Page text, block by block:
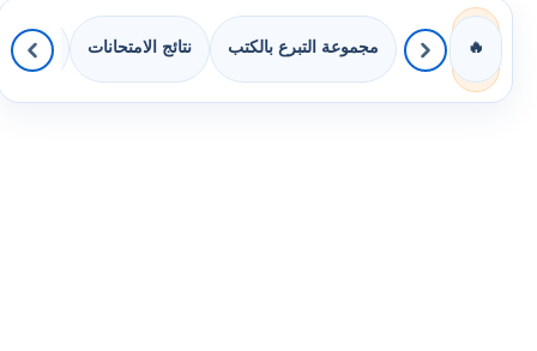
🔥 مجموعة التبرع بالكتب نتائج الامتحانات